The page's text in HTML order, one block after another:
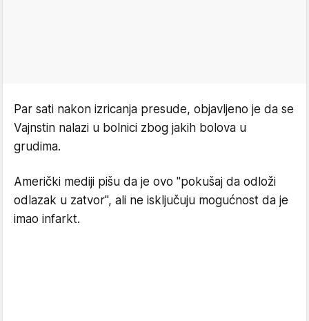
Par sati nakon izricanja presude, objavljeno je da se
Vajnstin nalazi u bolnici zbog jakih bolova u
grudima.
Američki mediji pišu da je ovo "pokušaj da odloži
odlazak u zatvor", ali ne isključuju mogućnost da je
imao infarkt.